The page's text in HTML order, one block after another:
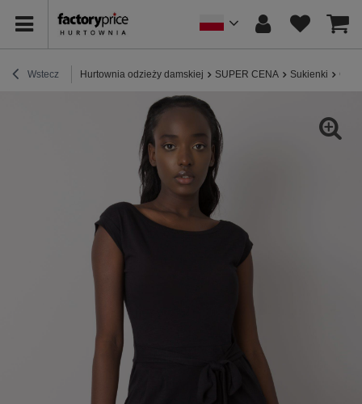
Wstecz Hurtownia odzieży damskiej SUPER CENA Sukienki